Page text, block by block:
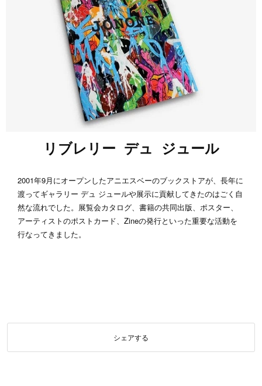
リブレリー デュ ジュール
2001年9月にオープンしたアニエスベーのブックストアが、長年に
渡ってギャラリー デュ ジュールや展示に貢献してきたのはごく自
然な流れでした。展覧会カタログ、書籍の共同出版、ポスター、
アーティストのポストカード、Zineの発行といった重要な活動を
行なってきました。
シェアする